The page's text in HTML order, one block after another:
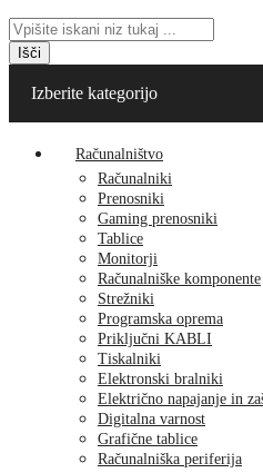
Išči
Izberite kategorijo
Računalništvo
Računalniki
Prenosniki
Gaming prenosniki
Tablice
Monitorji
Računalniške komponente
Strežniki
Programska oprema
Priključni KABLI
Tiskalniki
Elektronski bralniki
Električno napajanje in
Digitalna varnost
Grafične tablice
Računalniška periferija